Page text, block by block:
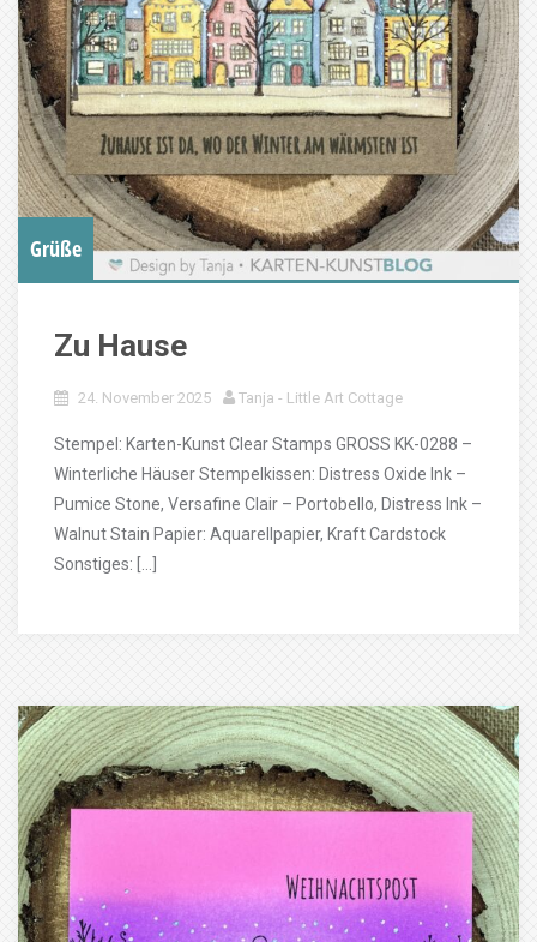
Grüße
Zu Hause
24. November 2025 Tanja - Little Art Cottage
Stempel: Karten-Kunst Clear Stamps GROSS KK-0288 –
Winterliche Häuser Stempelkissen: Distress Oxide Ink –
Pumice Stone, Versafine Clair – Portobello, Distress Ink –
Walnut Stain Papier: Aquarellpapier, Kraft Cardstock
Sonstiges: […]